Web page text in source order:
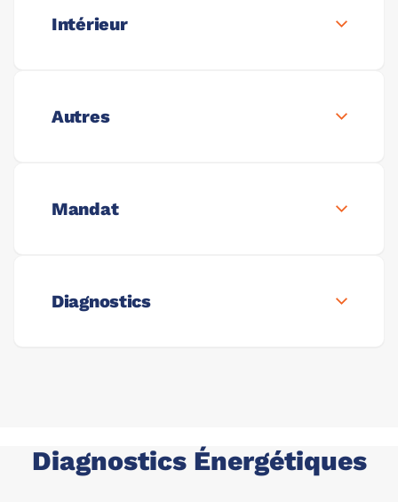
Intérieur
Autres
Mandat
Diagnostics
Diagnostics Énergétiques